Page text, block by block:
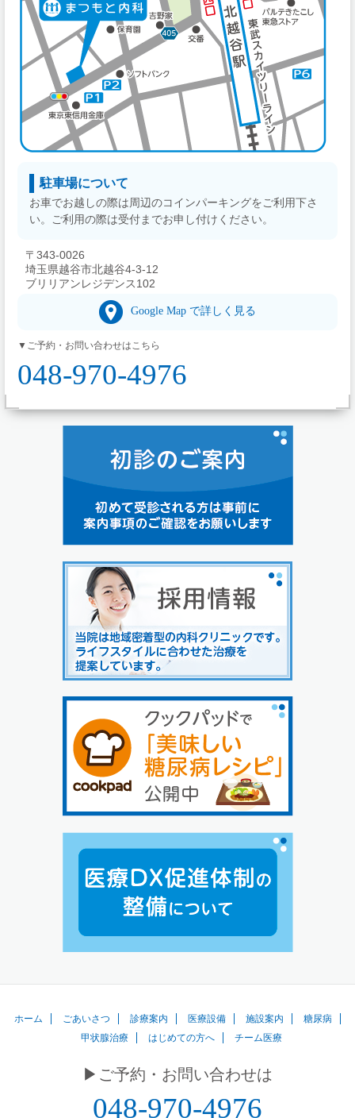
駐車場について
お車でお越しの際は周辺のコインパーキングをご利用下さ
い。ご利用の際は受付までお申し付けください。
〒343-0026
埼玉県越谷市北越谷4-3-12
ブリリアンレジデンス102
Google Map で詳しく見る
▼ご予約・お問い合わせはこちら
048-970-4976
ホーム ごあいさつ 診療案内 医療設備 施設案内
糖尿病
甲状腺治療
はじめての方へ チーム医療
▶︎ご予約・お問い合わせは
048-970-4976